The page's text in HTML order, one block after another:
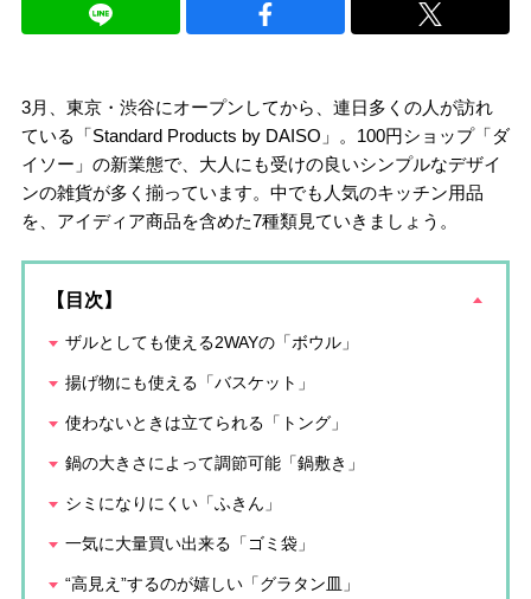
3月、東京・渋谷にオープンしてから、連日多くの人が訪れ
ている「Standard Products by DAISO」。100円ショップ「ダ
イソー」の新業態で、大人にも受けの良いシンプルなデザイ
ンの雑貨が多く揃っています。中でも人気のキッチン用品
を、アイディア商品を含めた7種類見ていきましょう。
【目次】
ザルとしても使える2WAYの「ボウル」
揚げ物にも使える「バスケット」
使わないときは立てられる「トング」
鍋の大きさによって調節可能「鍋敷き」
シミになりにくい「ふきん」
一気に大量買い出来る「ゴミ袋」
“高見え”するのが嬉しい「グラタン皿」